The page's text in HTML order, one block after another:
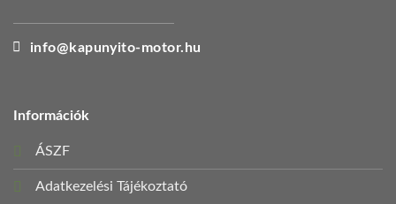
info@kapunyito-motor.hu
Információk
ÁSZF
Adatkezelési Tájékoztató